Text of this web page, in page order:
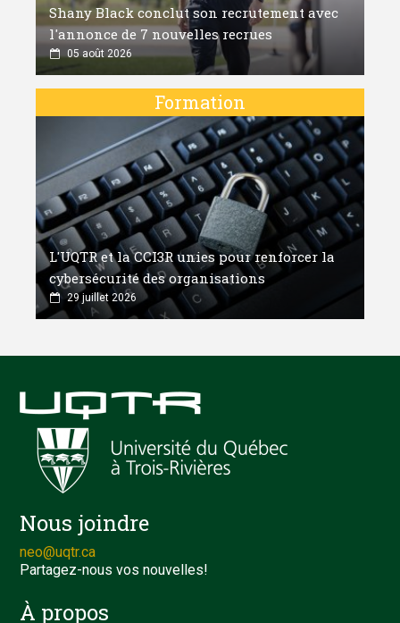
Shany Black conclut son recrutement avec
l'annonce de 7 nouvelles recrues
05 août 2026
Formation
L'UQTR et la CCI3R unies pour renforcer la
cybersécurité des organisations
29 juillet 2026
Nous joindre
neo@uqtr.ca
Partagez-nous vos nouvelles!
À propos